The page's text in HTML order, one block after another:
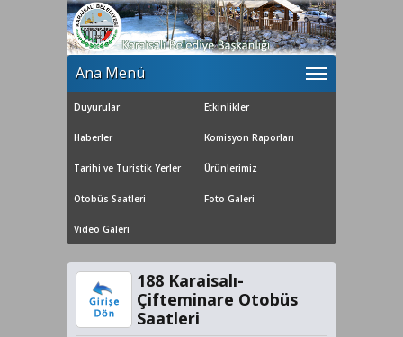
Ana Menü
Duyurular Etkinlikler
Haberler Komisyon Raporları
Tarihi ve Turistik Yerler Ürünlerimiz
Otobüs Saatleri Foto Galeri
Video Galeri
188 Karaisalı-
Çifteminare Otobüs
Saatleri